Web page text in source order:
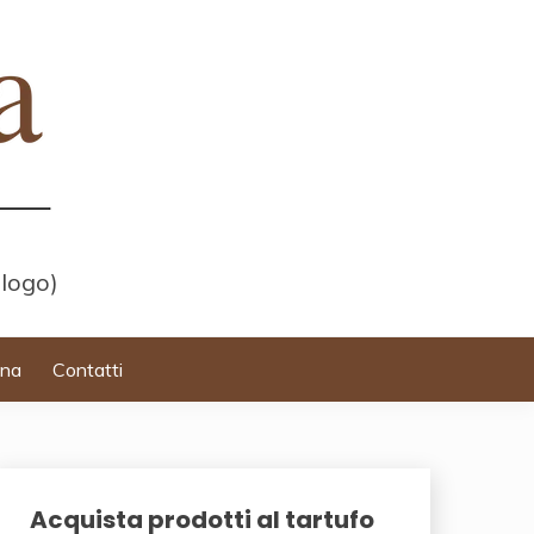
Contatti
Acquista prodotti al tartufo